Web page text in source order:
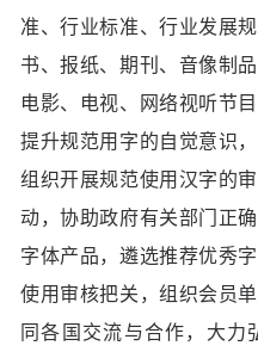
准、行业标准、行业发展
书、报纸、期刊、音像制
电影、电视、网络视听节
提升规范用字的自觉意识
组织开展规范使用汉字的
动，协助政府有关部门正
字体产品，遴选推荐优秀
使用审核把关，组织会员
同各国交流与合作，大力